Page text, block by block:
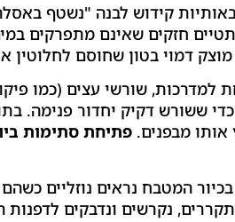
קידוש לבנה "נשטף
חזקים שאינם מתפרקים
דמוי בטון שחוסם לחלוטין
למדרכות, שורשי עצים (כמו
ששורש דקיק יחדור פנימה.
אותו מבפנים.פתיחת סתימות
המטבח נראים נוזליים
נקרשים ונדבקים לדפנות